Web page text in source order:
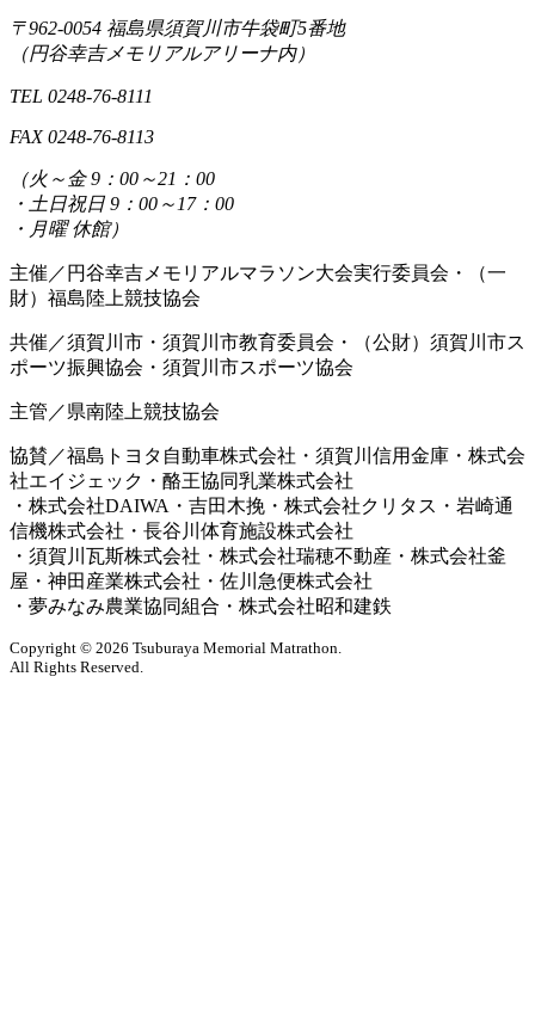
〒962-0054 福島県須賀川市牛袋町5番地
（円谷幸吉メモリアルアリーナ内）
TEL 0248-76-8111
FAX 0248-76-8113
（火～金 9：00～21：00
・ 土日祝日 9：00～17：00
・ 月曜 休館）
主催／円谷幸吉メモリアルマラソン大会実行委員会・（一
財）福島陸上競技協会
共催／須賀川市・須賀川市教育委員会・（公財）須賀川市ス
ポーツ振興協会・須賀川市スポーツ協会
主管／県南陸上競技協会
協賛／福島トヨタ自動車株式会社・須賀川信用金庫・株式会
社エイジェック・酪王協同乳業株式会社
・ 株式会社DAIWA・吉田木挽・株式会社クリタス・岩崎通
信機株式会社・長谷川体育施設株式会社
・ 須賀川瓦斯株式会社・株式会社瑞穂不動産・株式会社釜
屋・神田産業株式会社・佐川急便株式会社
・ 夢みなみ農業協同組合・株式会社昭和建鉄
Copyright © 2026 Tsuburaya Memorial Matrathon.
All Rights Reserved.